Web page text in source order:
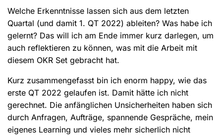
Welche Erkenntnisse lassen sich aus dem letzten
Quartal (und damit 1. QT 2022) ableiten? Was habe ich
gelernt? Das will ich am Ende immer kurz darlegen, um
auch reflektieren zu können, was mit die Arbeit mit
diesem OKR Set gebracht hat.
Kurz zusammengefasst bin ich enorm happy, wie das
erste QT 2022 gelaufen ist. Damit hätte ich nicht
gerechnet. Die anfänglichen Unsicherheiten haben sich
durch Anfragen, Aufträge, spannende Gespräche, mein
eigenes Learning und vieles mehr sicherlich nicht